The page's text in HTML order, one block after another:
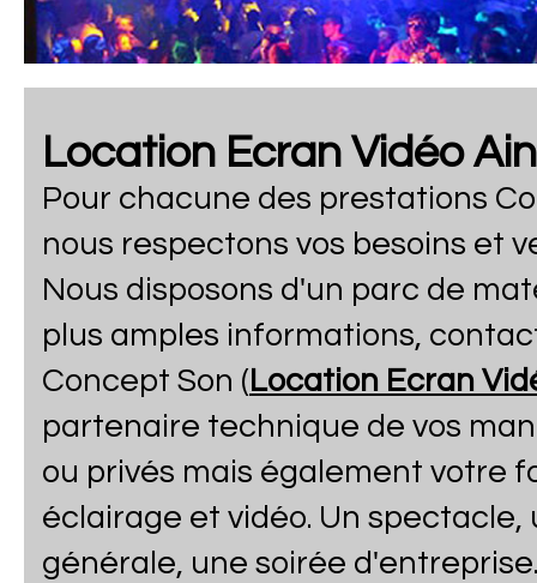
Location Ecran Vidéo
Pour chacune des prestations
nous respectons vos besoins et
Nous disposons d'un parc de
plus amples informations,
Concept Son ( Location Ecran
partenaire technique de vos
ou privés mais également votre
éclairage et vidéo. Un
générale, une soirée